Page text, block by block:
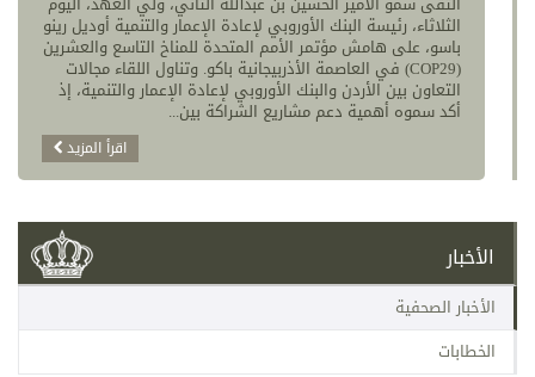
الثلاثاء، رئيسة البنك الأوروبي لإعادة الإعمار والتنمية أوديل رينو
باسو، على هامش مؤتمر الأمم المتحدة للمناخ التاسع والعشرين
(COP29) في العاصمة الأذربيجانية باكو. وتناول اللقاء مجالات
التعاون بين الأردن والبنك الأوروبي لإعادة الإعمار والتنمية، إذ
أكد سموه أهمية دعم مشاريع الشراكة بين...
اقرأ المزيد
الأخبار
الأخبار الصحفية
الخطابات